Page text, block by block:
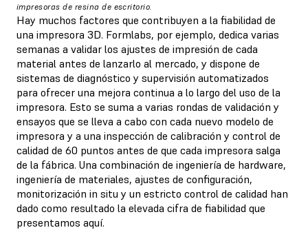
impresoras de resina de escritorio.
Hay muchos factores que contribuyen a la fiabilidad de
una impresora 3D. Formlabs, por ejemplo, dedica varias
semanas a validar los ajustes de impresión de cada
material antes de lanzarlo al mercado, y dispone de
sistemas de diagnóstico y supervisión automatizados
para ofrecer una mejora continua a lo largo del uso de la
impresora. Esto se suma a varias rondas de validación y
ensayos que se lleva a cabo con cada nuevo modelo de
impresora y a una inspección de calibración y control de
calidad de 60 puntos antes de que cada impresora salga
de la fábrica. Una combinación de ingeniería de hardware,
ingeniería de materiales, ajustes de configuración,
monitorización in situ y un estricto control de calidad han
dado como resultado la elevada cifra de fiabilidad que
presentamos aquí.